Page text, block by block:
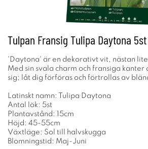
Tulpan Fransig Tulipa Daytona 5st
'Daytona' är en dekorativt vit, nästan
Med sin svala charm och fransiga kanter
sig; låt dig förföras och förtrollas av
Latinskt namn: Tulipa Daytona
Antal lök: 5st
Plantavstånd: 15cm
Höjd: 45-55cm
Växtläge: Sol till halvskugga
Blomningstid: Maj-Juni